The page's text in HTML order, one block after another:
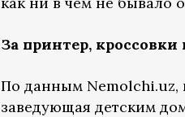
За принтер, кроссовки
По данным Nemolchi.uz,
заведующая детским